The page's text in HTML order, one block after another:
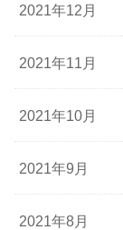
2021年12月
2021年11月
2021年10月
2021年9月
2021年8月